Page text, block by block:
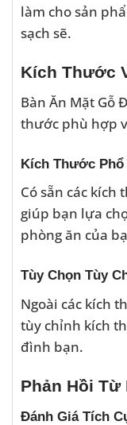
làm cho sản
sạch sẽ.
Kích Thước
Bàn Ăn Mặt Gỗ
thước phù hợp
Kích Thước Phổ
Có sẵn các
giúp bạn lựa
phòng ăn của
Tùy Chọn Tùy
Ngoài các kích
tùy chỉnh kích
đình bạn.
Phản Hồi Từ
Đánh Giá Tích